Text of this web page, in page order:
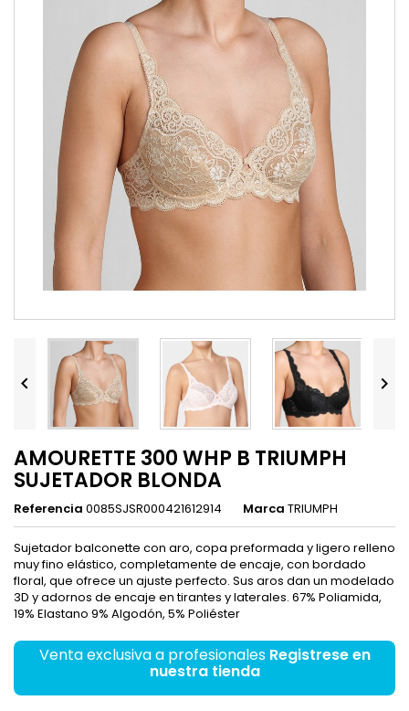
 
AMOURETTE 300 WHP B TRIUMPH
SUJETADOR BLONDA
Referencia 0085SJSR000421612914 Marca TRIUMPH
Sujetador balconette con aro, copa preformada y ligero relleno
muy fino elástico, completamente de encaje, con bordado
floral, que ofrece un ajuste perfecto. Sus aros dan un modelado
3D y adornos de encaje en tirantes y laterales. 67% Poliamida,
19% Elastano 9% Algodón, 5% Poliéster
Venta exclusiva a profesionales Registrese en
nuestra tienda